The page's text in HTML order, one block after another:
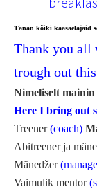
Tänan kõiki kaasaelajaid
Thank you all
trough out
Nimeliselt
Here I bring out
Treener(coach)
Abitreener ja
Mänedžer
Vaimulik mentor